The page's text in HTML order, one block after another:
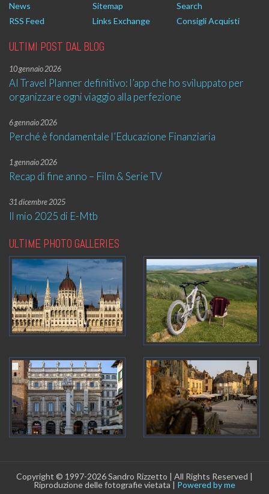
News
Sitemap
Search
RSS Feed
Links Exchange Consigli Acquisti
ULTIMI POST DAL BLOG
10 gennaio 2026
AI Travel Planner definitivo: l’app che ho sviluppato per
organizzare ogni viaggio alla perfezione
6 gennaio 2026
Perché è fondamentale l’Educazione Finanziaria
1 gennaio 2026
Recap di fine anno – Film & Serie TV
31 dicembre 2025
Il mio 2025 di E-Mtb
ULTIME PHOTO GALLERIES
Copyright © 1997-2026 Sandro Rizzetto | All Rights Reserved |
Riproduzione delle fotografie vietata | Powered by me